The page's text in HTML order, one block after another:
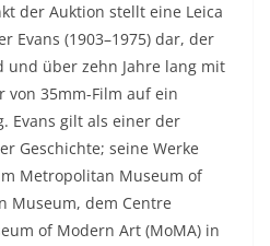
der Auktion stellt eine Leica
Evans (1903–1975) dar, der
und über zehn Jahre lang mit
von 35mm-Film auf ein
Evans gilt als einer der
Geschichte; seine Werke
Metropolitan Museum of
Museum, dem Centre
of Modern Art (MoMA) in